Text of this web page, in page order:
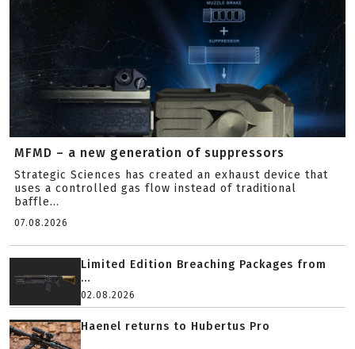
MFMD – a new generation of suppressors
Strategic Sciences has created an exhaust device that
uses a controlled gas flow instead of traditional
baffle...
07.08.2026
Limited Edition Breaching Packages from
...
02.08.2026
Haenel returns to Hubertus Pro